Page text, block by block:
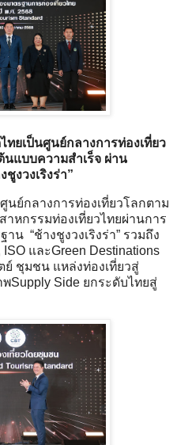
ทยเป็นศูนย์กลางการท่องเที่ยว
แบบความสำเร็จ ผ่าน
งวงเริงร่า”
นย์กลางการท่องเที่ยวโลกตาม
หกรรมท่องเที่ยวไทยผ่านการ
น “ช้างชูงวงเริงร่า” รวมถึง
และGreen Destinations
ย์ ชุมชน แหล่งท่องเที่ยวสู่
Supply Side ยกระดับไทยสู่